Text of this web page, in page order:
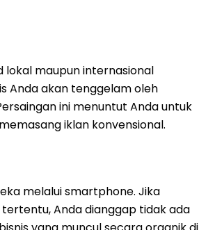
maupun internasional
Anda akan tenggelam oleh
ini menuntut Anda untuk
iklan konvensional.
melalui smartphone. Jika
Anda dianggap tidak ada